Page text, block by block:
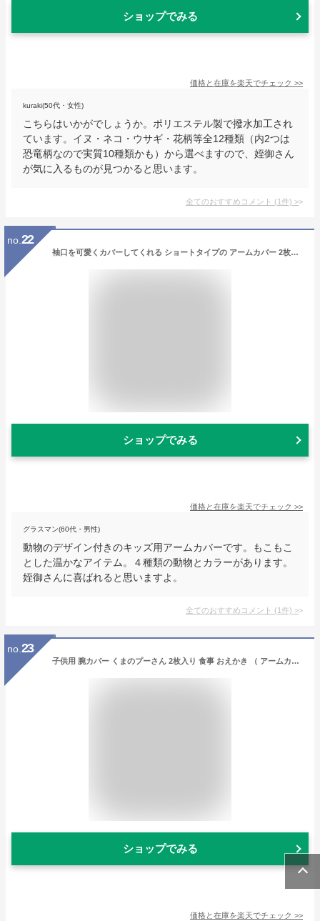
ショップでみる
価格と在庫を楽天でチェック >>
kuraki(50代・女性)
こちらはいかがでしょうか。ポリエステル製で撥水加工され
ています。イヌ・ネコ・ウサギ・花柄等全12種類（内2つは
恐竜柄なので実質10種類かも）から選べますので、姪御さん
が気に入るものが見つかると思います。
全てのおすすめコメント (1件) >
no. 22
袖口を可愛くカバーしてくれる ショートタイプの アームカバー 2枚組 赤ちゃん用 子供用 ベビー キッズ 袖汚れ防止 リブ 腕カバー 学校 お絵描き お食事 家事 調理実習 小学生 もこもこ 秋冬 温かい 0-12才 全4色
ショップでみる
価格と在庫を楽天でチェック >>
グラスマン(60代・男性)
動物のデザイン付きのキッズ用アームカバーです。もこもこ
とした温かなアイテム。４種類の動物とカラーがあります。
姪御さんに喜ばれると思いますよ。
全てのおすすめコメント (1件) >
no. 23
子供用 腕カバー くまのプーさん 2枚入り 食事 おえかき （ アームカバー 食事用アームカバー 袖カバー お絵描き 撥水加工 食事用 カバー 汚れ防止 洗える こども 子ども キッズ プーさん キャラクター ）【39ショップ】
ショップでみる
価格と在庫を楽天でチェック >>